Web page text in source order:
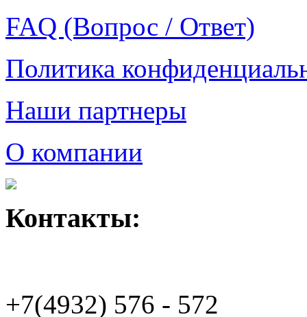
FAQ (Вопрос / Ответ)
Политика
Наши партнеры
О компании
Контакты:
+7(4932) 576 - 572